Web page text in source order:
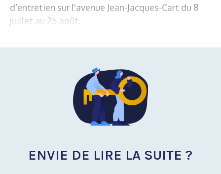
d’entretien sur l'avenue Jean-Jacques-Cart du 8
juillet au 25 août.
ENVIE DE LIRE LA SUITE ?